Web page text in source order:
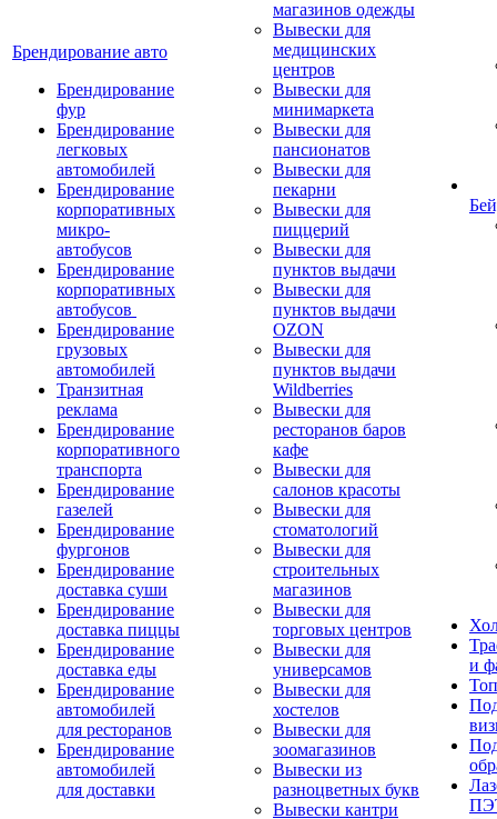
Брендирование авто
Брендирование
фур
Брендирование
легковых
автомобилей
Брендирование
корпоративных
микро-
автобусов
Брендирование
корпоративных
автобусов
Брендирование
грузовых
автомобилей
Транзитная
реклама
Брендирование
корпоративного
транспорта
Брендирование
газелей
Брендирование
фургонов
Брендирование
доставка суши
Брендирование
доставка пиццы
Брендирование
доставка еды
Брендирование
автомобилей
для ресторанов
Брендирование
автомобилей
для доставки
магазинов одежды
Вывески для
медицинских
центров
Вывески для
минимаркета
Вывески для
пансионатов
Вывески для
пекарни
Вывески для
пиццерий
Вывески для
пунктов выдачи
Вывески для
пунктов выдачи
OZON
Вывески для
пунктов выдачи
Wildberries
Вывески для
ресторанов баров
кафе
Вывески для
салонов красоты
Вывески для
стоматологий
Вывески для
строительных
магазинов
Вывески для
торговых центров
Вывески для
универсамов
Вывески для
хостелов
Вывески для
зоомагазинов
Вывески из
разноцветных букв
Вывески кантри
и